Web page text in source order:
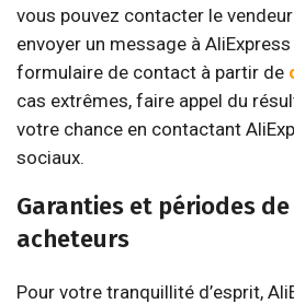
vous pouvez contacter le
envoyer un message à
formulaire de contact à partir de
cas extrêmes, faire appel du
votre chance en contactant
sociaux.
Garanties et périodes
acheteurs
Pour votre tranquillité d’esprit,